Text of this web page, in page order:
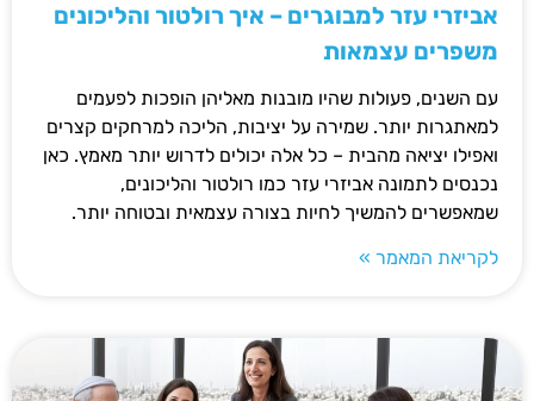
אביזרי עזר למבוגרים – איך רולטור והליכונים
משפרים עצמאות
עם השנים, פעולות שהיו מובנות מאליהן הופכות לפעמים
למאתגרות יותר. שמירה על יציבות, הליכה למרחקים קצרים
ואפילו יציאה מהבית – כל אלה יכולים לדרוש יותר מאמץ. כאן
נכנסים לתמונה אביזרי עזר כמו רולטור והליכונים,
שמאפשרים להמשיך לחיות בצורה עצמאית ובטוחה יותר.
לקריאת המאמר »